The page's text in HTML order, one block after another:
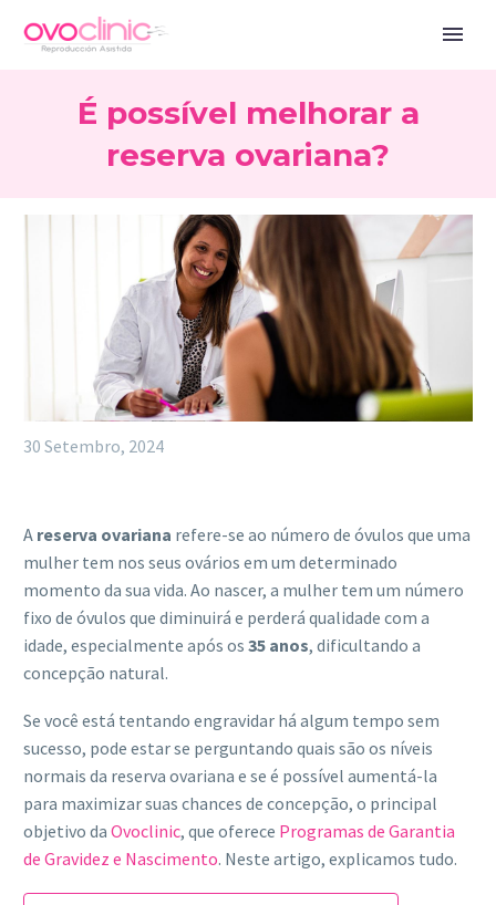
É possível melhorar a
reserva ovariana?
30 Setembro, 2024
A reserva ovariana refere-se ao número de óvulos que uma
mulher tem nos seus ovários em um determinado
momento da sua vida. Ao nascer, a mulher tem um número
fixo de óvulos que diminuirá e perderá qualidade com a
idade, especialmente após os 35 anos, dificultando a
concepção natural.
Se você está tentando engravidar há algum tempo sem
sucesso, pode estar se perguntando quais são os níveis
normais da reserva ovariana e se é possível aumentá-la
para maximizar suas chances de concepção, o principal
objetivo da Ovoclinic, que oferece Programas de Garantia
de Gravidez e Nascimento. Neste artigo, explicamos tudo.